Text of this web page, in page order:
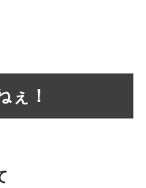
ぇ！